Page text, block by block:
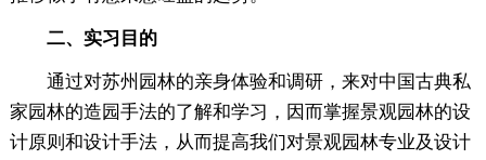
二、实习目的
通过对苏州园林的亲身体验和调研，来对中国古典私
家园林的造园手法的了解和学习，因而掌握景观园林的设
计原则和设计手法，从而提高我们对景观园林专业及设计